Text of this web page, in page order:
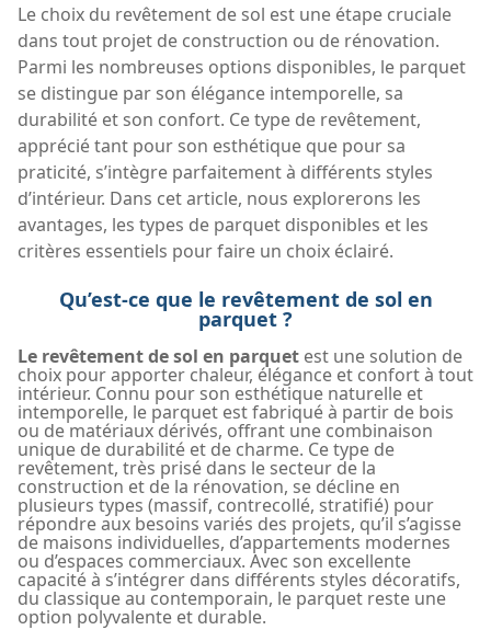
Le choix du revêtement de sol est une étape cruciale
dans tout projet de construction ou de rénovation.
Parmi les nombreuses options disponibles, le parquet
se distingue par son élégance intemporelle, sa
durabilité et son confort. Ce type de revêtement,
apprécié tant pour son esthétique que pour sa
praticité, s’intègre parfaitement à différents styles
d’intérieur. Dans cet article, nous explorerons les
avantages, les types de parquet disponibles et les
critères essentiels pour faire un choix éclairé.
Qu’est-ce que le revêtement de sol en
parquet ?
Le revêtement de sol en parquet est une solution de
choix pour apporter chaleur, élégance et confort à tout
intérieur. Connu pour son esthétique naturelle et
intemporelle, le parquet est fabriqué à partir de bois
ou de matériaux dérivés, offrant une combinaison
unique de durabilité et de charme. Ce type de
revêtement, très prisé dans le secteur de la
construction et de la rénovation, se décline en
plusieurs types (massif, contrecollé, stratifié) pour
répondre aux besoins variés des projets, qu’il s’agisse
de maisons individuelles, d’appartements modernes
ou d’espaces commerciaux. Avec son excellente
capacité à s’intégrer dans différents styles décoratifs,
du classique au contemporain, le parquet reste une
option polyvalente et durable.